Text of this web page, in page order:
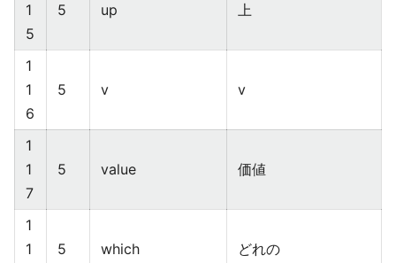
1
5
5 up 上
1
1
6
5 v v
1
1
7
5 value 価値
1
1
5 which どれの